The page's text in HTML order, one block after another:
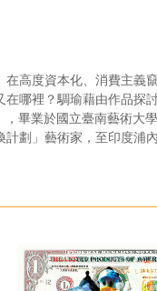
高度資本化、消費主義
哪裡？騆瑜藉由作品探
畢業於國立臺南藝術大
劃」藝術家，至印度浦